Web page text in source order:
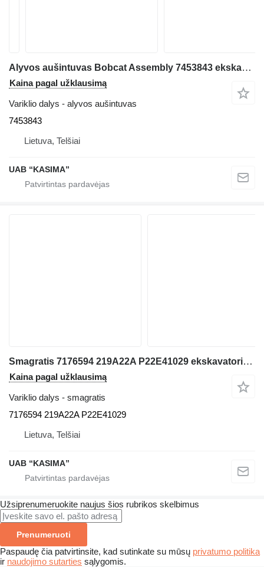
Alyvos aušintuvas Bobcat Assembly 7453843 ekskavatoriaus Bobcat S76
Kaina pagal užklausimą
Variklio dalys - alyvos aušintuvas
7453843
Lietuva, Telšiai
UAB “KASIMA”
Smagratis 7176594 219A22A P22E41029 ekskavatoriaus Bobcat
Kaina pagal užklausimą
Variklio dalys - smagratis
7176594 219A22A P22E41029
Lietuva, Telšiai
UAB “KASIMA”
Užsiprenumeruokite naujus šios rubrikos skelbimus
Prenumeruoti
Paspaudę čia patvirtinsite, kad sutinkate su mūsų privatumo politika
ir naudojimo sutarties sąlygomis.